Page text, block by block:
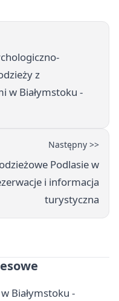
z
w Białymstoku -
Następny >>
Podlasie w
i informacja
turystyczna
Białymstoku -